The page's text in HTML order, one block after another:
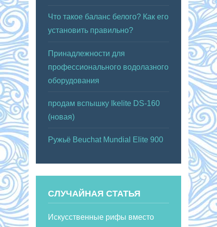
Что такое баланс белого? Как его
установить правильно?
Принадлежности для
профессионального водолазного
оборудования
продам вспышку Ikelite DS-160
(новая)
Ружьё Beuchat Mundial Elite 900
СЛУЧАЙНАЯ СТАТЬЯ
Искусственные рифы вместо